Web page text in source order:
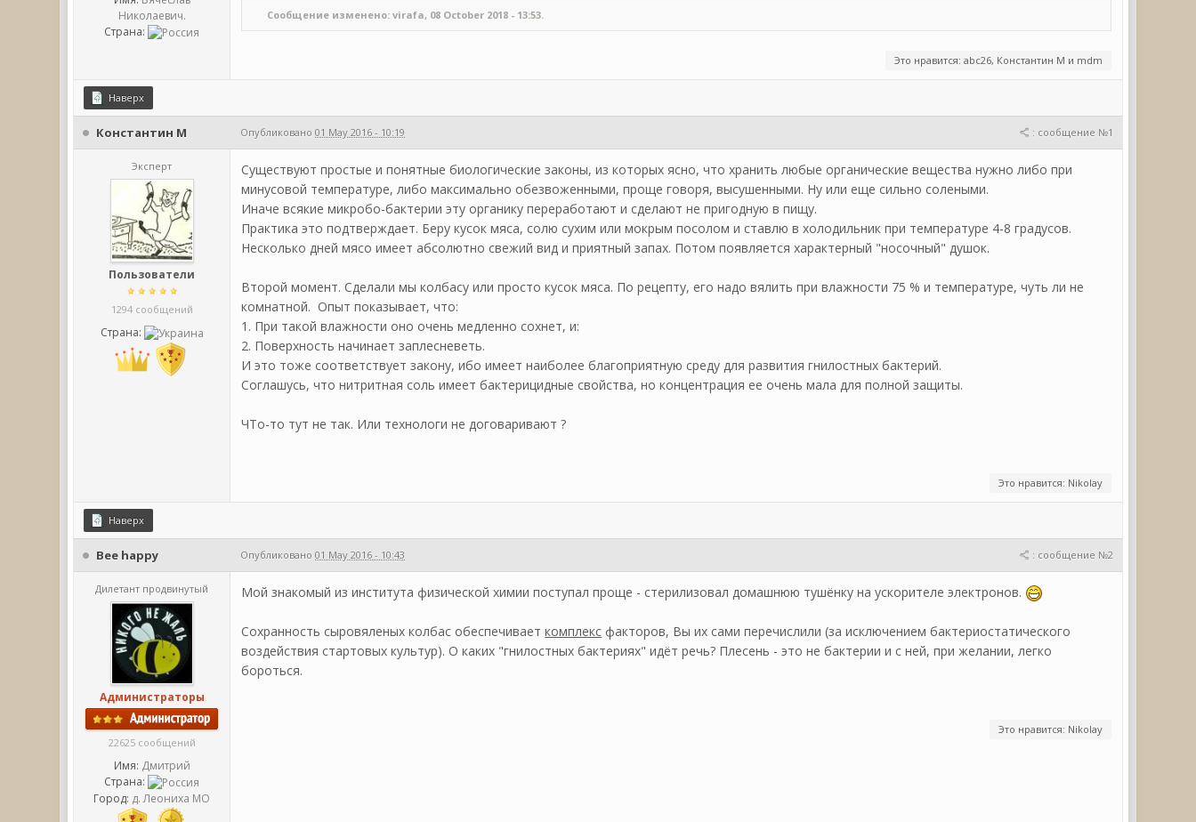
Николаевич.
Страна:
Сообщение изменено: virafa, 08 October 2018 - 13:53.
Это нравится: abc26, Константин М и mdm
Наверх
: сообщение №1
Константин М Опубликовано01 May 2016 - 10:19
Эксперт
Пользователи
1294 сообщений
Страна:
Существуют простые и понятные биологические законы, из которых ясно, что хранить любые органические вещества нужно либо при
минусовой температуре, либо максимально обезвоженными, проще говоря, высушенными. Ну или еще сильно солеными.
Иначе всякие микробо-бактерии эту органику переработают и сделают не пригодную в пищу.
Практика это подтверждает. Беру кусок мяса, солю сухим или мокрым посолом и ставлю в холодильник при температуре 4-8 градусов.
Несколько дней мясо имеет абсолютно свежий вид и приятный запах. Потом появляется характерный "носочный" душок.
Второй момент. Сделали мы колбасу или просто кусок мяса. По рецепту, его надо вялить при влажности 75 % и температуре, чуть ли не
комнатной. Опыт показывает, что:
1. При такой влажности оно очень медленно сохнет, и:
2. Поверхность начинает заплесневеть.
И это тоже соответствует закону, ибо имеет наиболее благоприятную среду для развития гнилостных бактерий.
Соглашусь, что нитритная соль имеет бактерицидные свойства, но концентрация ее очень мала для полной защиты.
ЧТо-то тут не так. Или технологи не договаривают ?
Это нравится: Nikolay
Наверх
: сообщение №2
Bee happy Опубликовано01 May 2016 - 10:43
Дилетант продвинутый
Администраторы
22625 сообщений
Имя: Дмитрий
Страна:
Город: д. Леониха МО
Мой знакомый из института физической химии поступал проще - стерилизовал домашнюю тушёнку на ускорителе электронов.
Сохранность сыровяленых колбас обеспечиваеткомплекс факторов, Вы их сами перечислили (за исключением бактериостатического
воздействия стартовых культур). О каких "гнилостных бактериях" идёт речь? Плесень - это не бактерии и с ней, при желании, легко
бороться.
Это нравится: Nikolay